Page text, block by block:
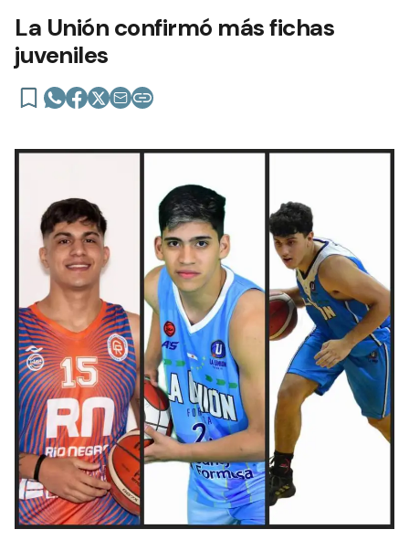
La Unión confirmó más fichas
juveniles